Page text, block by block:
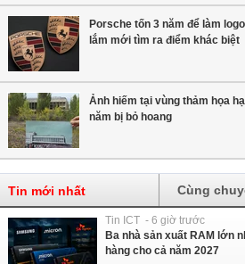
Porsche tốn 3 năm để làm
lắm mới tìm ra điểm khác biệt
Ảnh hiếm tại vùng thảm họa
năm bị bỏ hoang
Tin mới nhất Cùng
Tin ICT - 6 giờ trước
Ba nhà sản xuất RAM lớn
hàng cho cả năm 2027